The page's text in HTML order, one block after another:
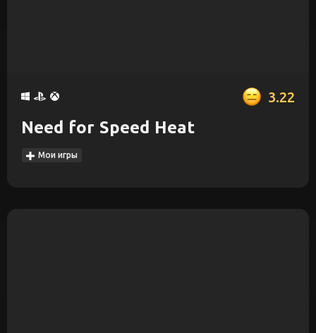
3.22
Need for Speed Heat
Мои игры